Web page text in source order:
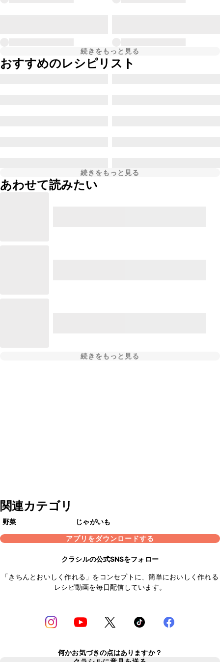
続きをもっと見る
おすすめのレシピリスト
続きをもっと見る
あわせて読みたい
続きをもっと見る
関連カテゴリ
野菜
じゃがいも
アプリをダウンロードする
クラシルの公式SNSをフォロー
「きちんとおいしく作れる」をコンセプトに、簡単においしく作れる
レシピ動画を毎日配信しています。
何かお気づきの点はありますか？